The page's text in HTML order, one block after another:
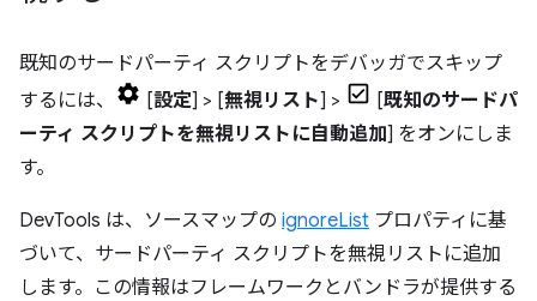
既知のサードパーティ スクリプトをデバッガでスキップ
するには、
[設定] > [無視リスト] > [既知のサードパ
ーティ スクリプトを無視リストに自動追加] をオンにしま
す。
DevTools は、ソースマップの ignoreList プロパティに基
づいて、サードパーティ スクリプトを無視リストに追加
します。この情報はフレームワークとバンドラが提供する